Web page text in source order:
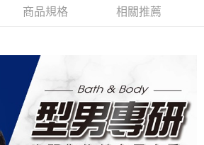
；若仍有額度不足之情形，本公司將視審查結果
庫統一出貨)
商品規格 相關推薦